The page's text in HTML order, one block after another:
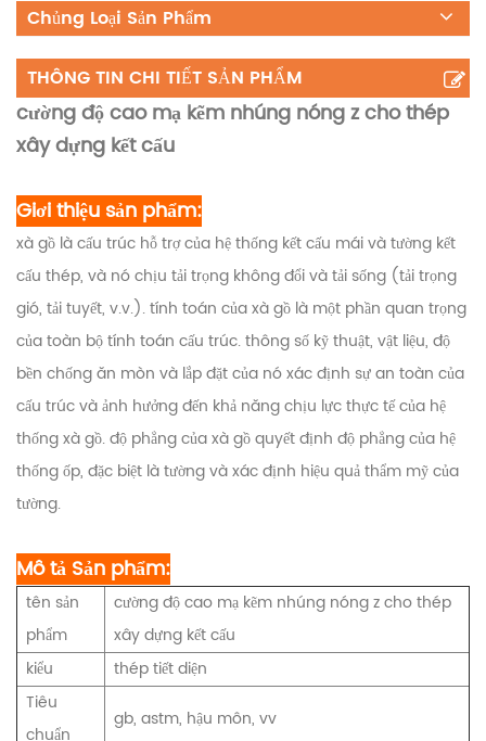
Chủng Loại Sản Phẩm
THÔNG TIN CHI TIẾT SẢN PHẨM
cường độ cao mạ kẽm nhúng nóng z cho thép
xây dựng kết cấu
Giơi thiệu sản phẩm:
xà gồ là cấu trúc hỗ trợ của hệ thống kết cấu mái và tường kết
cấu thép, và nó chịu tải trọng không đổi và tải sống (tải trọng
gió, tải tuyết, v.v.). tính toán của xà gồ là một phần quan trọng
của toàn bộ tính toán cấu trúc. thông số kỹ thuật, vật liệu, độ
bền chống ăn mòn và lắp đặt của nó xác định sự an toàn của
cấu trúc và ảnh hưởng đến khả năng chịu lực thực tế của hệ
thống xà gồ. độ phẳng của xà gồ quyết định độ phẳng của hệ
thống ốp, đặc biệt là tường và xác định hiệu quả thẩm mỹ của
tường.
Mô tả Sản phẩm:
tên sản
phẩm
cường độ cao mạ kẽm nhúng nóng z cho thép
xây dựng kết cấu
kiểu
thép tiết diện
Tiêu
chuẩn
gb, astm, hậu môn, vv